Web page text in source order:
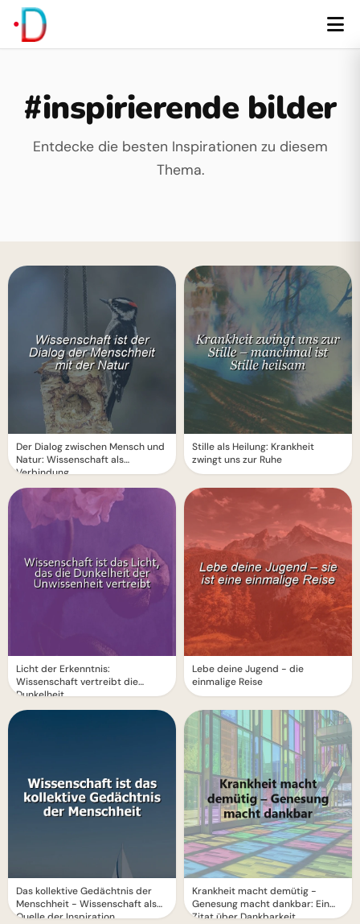
#inspirierende bilder
Entdecke die besten Inspirationen zu diesem
Thema.
Der Dialog zwischen Mensch und
Natur: Wissenschaft als
Verbindung
Licht der Erkenntnis:
Wissenschaft vertreibt die
Dunkelheit
Das kollektive Gedächtnis der
Menschheit - Wissenschaft als
Quelle der Inspiration
Stille als Heilung: Krankheit
zwingt uns zur Ruhe
Lebe deine Jugend - die
einmalige Reise
Krankheit macht demütig -
Genesung macht dankbar: Ein
Zitat über Dankbarkeit